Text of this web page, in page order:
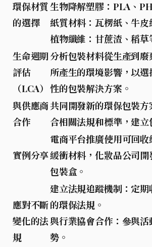
環保材質
的選擇
生物降解塑膠：PLA、
紙質材料：瓦楞紙、牛皮
植物纖維 ：甘蔗渣、稻草
生命週期
評估
（LCA）
分析包裝材料從生產到
所產生的環境影響，以
性的包裝解決方案。
與供應商
合作
共同開發新的環保包裝
合相關法規和標準，建立
實例分享
電商平台推廣使用可回收
緩衝材料，化妝品公司開
包裝盒。
應對不斷
變化的法
規
建立法規追蹤機制：定期
的環保法規。
與行業協會合作：參與活
勢。